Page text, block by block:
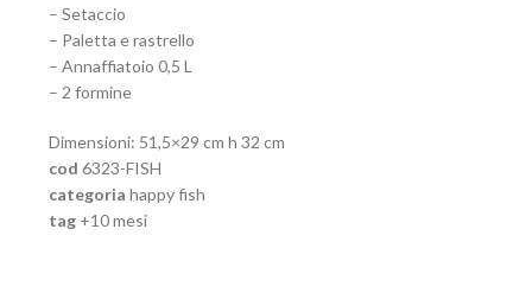
– Setaccio
– Paletta e rastrello
– Annaffiatoio 0,5 L
– 2 formine
Dimensioni: 51,5×29 cm h 32 cm
cod6323-FISH
categoria happy fish
tag +10 mesi